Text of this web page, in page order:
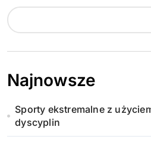
Najnowsze
Sporty ekstremalne z
dyscyplin